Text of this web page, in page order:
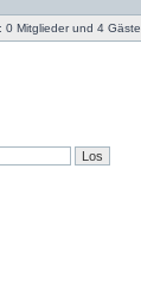
0 Mitglieder und 4 Gäste